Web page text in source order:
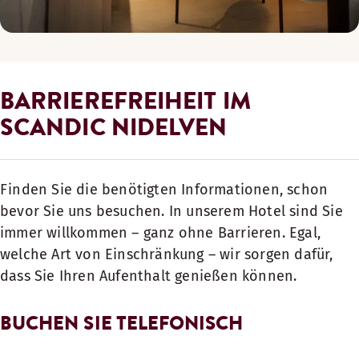
BARRIEREFREIHEIT IM
SCANDIC NIDELVEN
Finden Sie die benötigten Informationen, schon
bevor Sie uns besuchen. In unserem Hotel sind Sie
immer willkommen – ganz ohne Barrieren. Egal,
welche Art von Einschränkung – wir sorgen dafür,
dass Sie Ihren Aufenthalt genießen können.
BUCHEN SIE TELEFONISCH